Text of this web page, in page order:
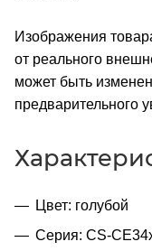
Изображения
от реального
может быть
предварительного
Цвет: голубой
Серия: CS-